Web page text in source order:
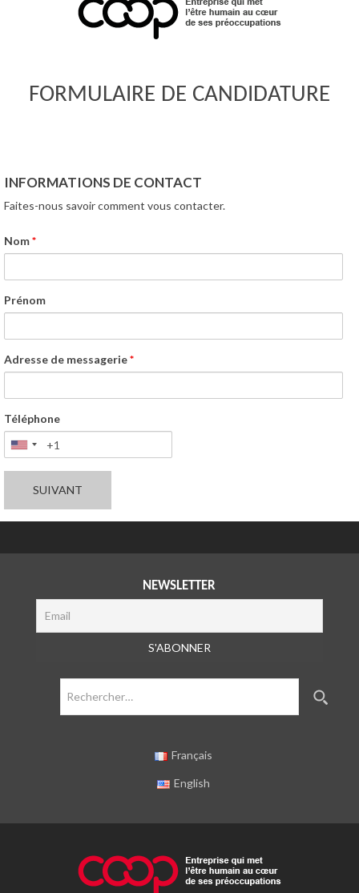
FORMULAIRE DE CANDIDATURE
INFORMATIONS DE CONTACT
Faites-nous savoir comment vous contacter.
Nom*
Prénom
Adresse de messagerie*
Téléphone
NEWSLETTER
Français
English